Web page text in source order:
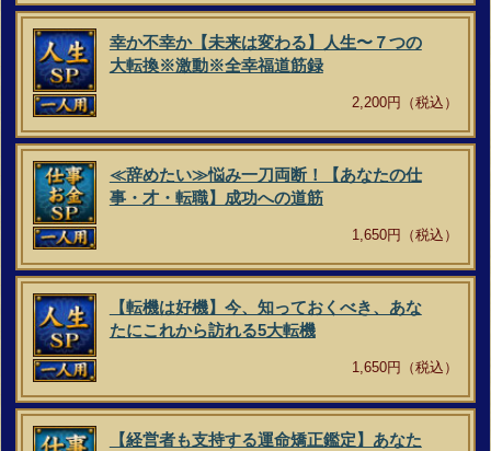
幸か不幸か【未来は変わる】人生〜７つの
大転換※激動※全幸福道筋録
2,200円（税込）
≪辞めたい≫悩み一刀両断！【あなたの仕
事・才・転職】成功への道筋
1,650円（税込）
【転機は好機】今、知っておくべき、あな
たにこれから訪れる5大転機
1,650円（税込）
【経営者も支持する運命矯正鑑定】あなた